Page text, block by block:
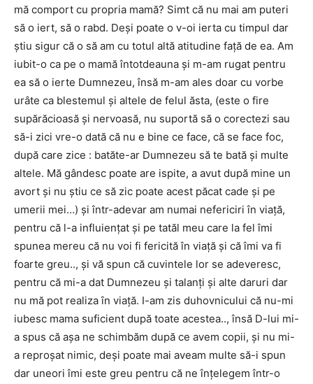
mă comport cu propria mamă? Simt că nu mai am puteri
să o iert, să o rabd. Deși poate o v-oi ierta cu timpul dar
știu sigur că o să am cu totul altă atitudine față de ea. Am
iubit-o ca pe o mamă întotdeauna și m-am rugat pentru
ea să o ierte Dumnezeu, însă m-am ales doar cu vorbe
urâte ca blestemul și altele de felul ăsta, (este o fire
supărăcioasă și nervoasă, nu suportă să o corectezi sau
să-i zici vre-o dată că nu e bine ce face, că se face foc,
după care zice : batăte-ar Dumnezeu să te bată și multe
altele. Mă gândesc poate are ispite, a avut după mine un
avort și nu știu ce să zic poate acest păcat cade și pe
umerii mei…) și într-adevar am numai nefericiri în viață,
pentru că l-a influiențat și pe tatăl meu care la fel îmi
spunea mereu că nu voi fi fericită în viață și că îmi va fi
foarte greu.., și vă spun că cuvintele lor se adeveresc,
pentru că mi-a dat Dumnezeu și talanți și alte daruri dar
nu mă pot realiza în viață. I-am zis duhovnicului că nu-mi
iubesc mama suficient după toate acestea.., însă D-lui mi-
a spus că așa ne schimbăm după ce avem copii, și nu mi-
a reproșat nimic, deși poate mai aveam multe să-i spun
dar uneori îmi este greu pentru că ne înțelegem într-o